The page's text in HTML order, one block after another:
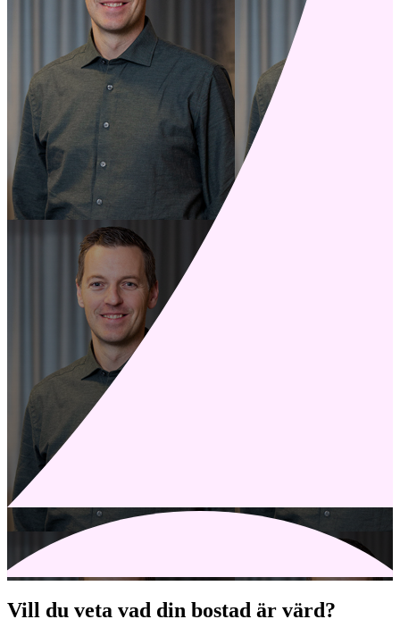
Vill du veta vad din bostad är värd?